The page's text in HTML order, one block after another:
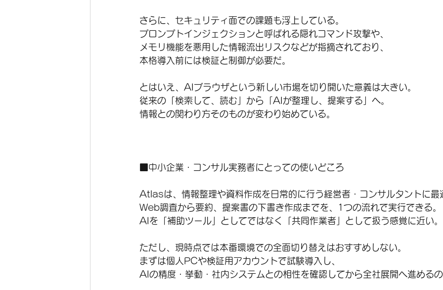
さらに、セキュリティ面での課題も浮上している。
プロンプトインジェクションと呼ばれる隠れコマンド攻撃や、
メモリ機能を悪用した情報流出リスクなどが指摘されており、
本格導入前には検証と制御が必要だ。
とはいえ、AIブラウザという新しい市場を切り開いた意義は大きい。
従来の「検索して、読む」から「AIが整理し、提案する」へ。
情報との関わり方そのものが変わり始めている。
■中小企業・コンサル実務者にとっての使いどころ
Atlasは、情報整理や資料作成を日常的に行う経営者・コンサルタントに最
Web調査から要約、提案書の下書き作成までを、1つの流れで実行できる。
AIを「補助ツール」としてではなく「共同作業者」として扱う感覚に近い。
ただし、現時点では本番環境での全面切り替えはおすすめしない。
まずは個人PCや検証用アカウントで試験導入し、
AIの精度・挙動・社内システムとの相性を確認してから全社展開へ進めるの